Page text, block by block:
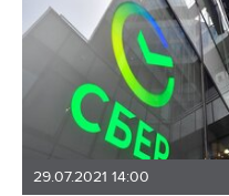
29.07.2021 14:00